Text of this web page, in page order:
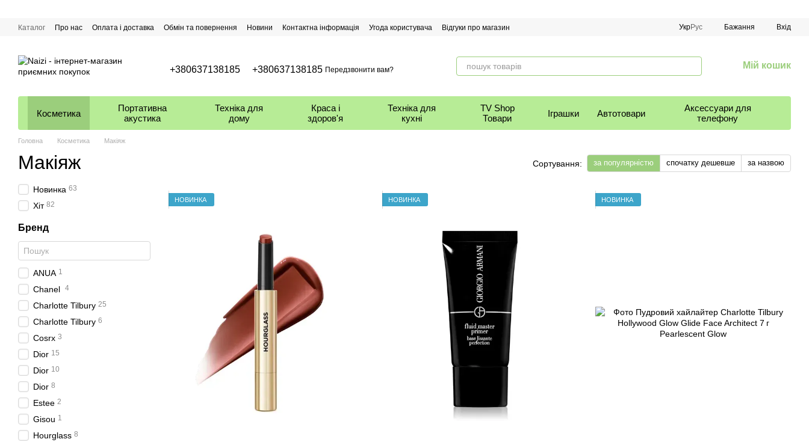
Каталог Про нас Оплата і доставка Обмін та повернення Новини Контактна інформація Угода користувача Відгуки про магазин УкрРус Бажання Вхід
+380637138185 +380637138185 Передзвонити вам? Мій кошик
Косметика
Портативна
акустика
Техніка для
дому
Краса і
здоров'я
Техніка для
кухні
TV Shop
Товари
Іграшки Автотовари
Аксессуари для
телефону
Головна Косметика Макіяж
Макіяж Сортування: за популярністю спочатку дешевше за назвою
НОВИНКА НОВИНКА НОВИНКА
Новинка 63
Хіт 82
Бренд
ANUA 1
Chanel 4
Charlotte Tilbury 25
Charlotte Tilbury 6
Cosrx 3
Dior 15
Dior 10
Dior 8
Estee 2
Gisou 1
Hourglass 8